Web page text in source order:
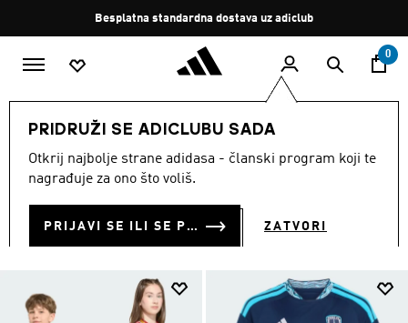
Zaustavi
rotaciju
Besplatan povrat
0
PRIDRUŽI SE ADICLUBU SADA
Otkrij najbolje strane adidasa - članski program koji te
nagrađuje za ono što voliš.
PRIJAVI SE ILI SE PRIDRUŽI SADA ZATVORI
DJECA Odjeća
ODJEĆA ZA DJECU (1729)